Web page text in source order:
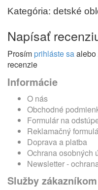
Kategória: detské
Napísať
Prosím prihláste saalebo
recenzie
Informácie
O nás
Obchodné
Formulár na
Reklamačný
Doprava a platba
Ochrana osobných
Newsletter -
Služby zákazníkom